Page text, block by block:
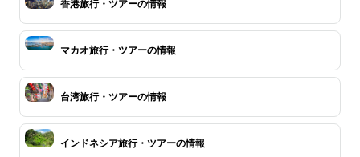
香港旅行・ツアーの情報
マカオ旅行・ツアーの情報
台湾旅行・ツアーの情報
インドネシア旅行・ツアーの情報